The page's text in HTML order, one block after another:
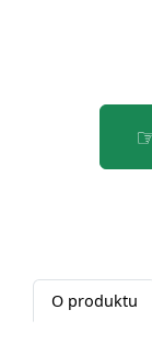
O produktu